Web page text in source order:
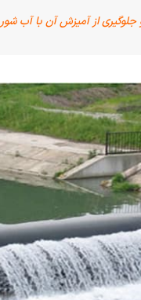
از آمیزش آن با آب شور